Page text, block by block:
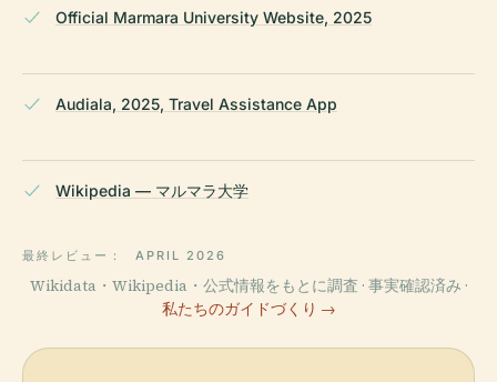
Official Marmara University Website, 2025
Audiala, 2025, Travel Assistance App
Wikipedia — マルマラ大学
最終レビュー： APRIL 2026
Wikidata・Wikipedia・公式情報をもとに調査 · 事実確認済み ·
私たちのガイドづくり →